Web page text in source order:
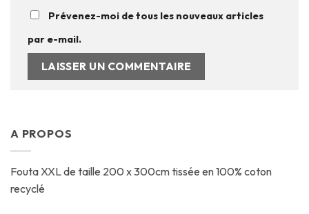
Prévenez-moi de tous les nouveaux articles
par e-mail.
A PROPOS
Fouta XXL de taille 200 x 300cm tissée en 100% coton
recyclé